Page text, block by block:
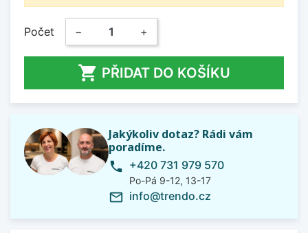
Počet − +
 PŘIDAT DO KOŠÍKU
Jakýkoliv dotaz? Rádi vám
poradíme.
phone +420 731 979 570
Po-Pá 9-12, 13-17
mail_outline info@trendo.cz